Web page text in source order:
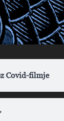
Covid-filmje